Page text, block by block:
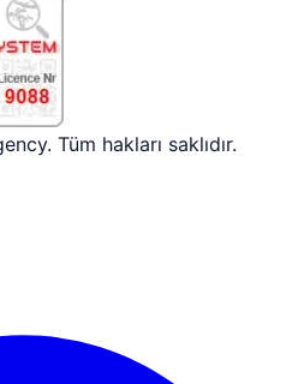
Tüm hakları saklıdır.